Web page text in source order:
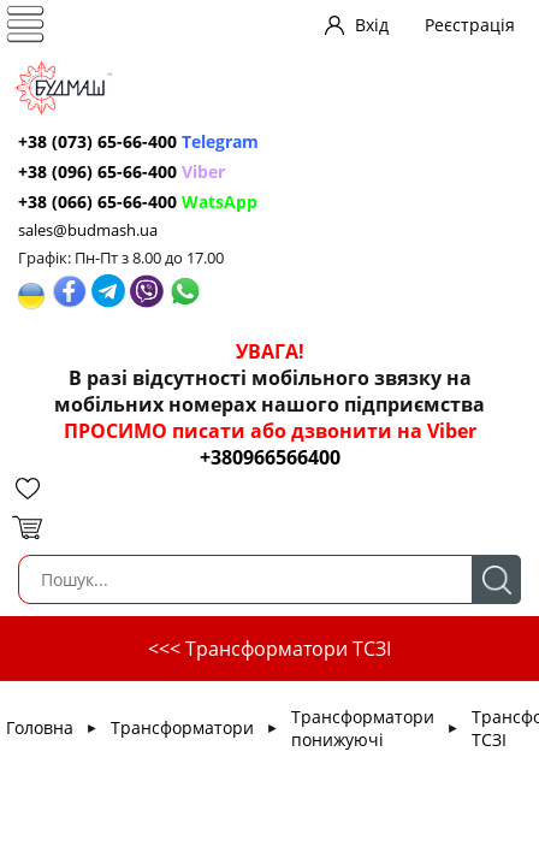
Вхід Реєстрація
+38 (073) 65-66-400 Telegram
+38 (096) 65-66-400 Viber
+38 (066) 65-66-400 WatsApp
sales@budmash.ua
Графік: Пн-Пт з 8.00 до 17.00
УВАГА!
В разі відсутності мобільного звязку на
мобільних номерах нашого підприємства
ПРОСИМО писати або дзвонити на Viber
+380966566400
<<< Трансформатори ТСЗІ
Головна ► Трансформатори ►
Трансформатори
понижуючі
►
ТСЗІ